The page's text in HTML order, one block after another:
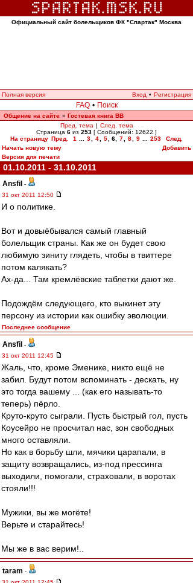
Официальный сайт болельщиков ФК "Спартак" Москва
Полная версия Вход • Регистрация
FAQ • Поиск
Общение на сайте » Гостевая книга ВВ
Пред. тема | След. тема
Страница 6 из 253 [ Сообщений: 12622 ]
На страницу Пред. 1 3 4 5 6 7 8 9 253
След.
Начать новую тему
Добавить
Версия для печати
01.10.2011 - 31.10.2011
Ansfil -
31 окт 2011 12:50
И о политике.
Вот и довыёбывался самый главный
болельщик страны. Как же он будет свою
любимую зиниту глядеть, чтобы в твиттере
потом калякать?
Ах-да... Там кремлёвские таблетки дают же.
Подождём следующего, кто выкинет эту
персону из истории как ошибку эволюции.
Последнее сообщение
Ansfil -
31 окт 2011 12:45
Жаль, что, кроме Эменике, никто ещё не
забил. Будут потом вспоминать - дескать, ну
это тогда вашему ... (как его называть-то
теперь) пёрло.
Круто-круто сыграли. Пусть быстрый гол, пусть
Коусейро не просчитал нас, зон свободных
много оставляли.
Но как в борьбу шли, мячики царапали, в
защиту возвращались, из-под прессинга
выходили, помогали, страховали, в воротах
стояли!!!
Мужики, вы же могёте!
Верьте и старайтесь!
Мы же в вас верим!..
taram -